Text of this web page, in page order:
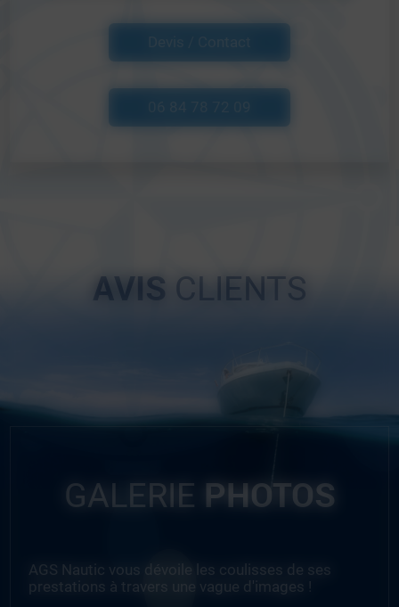
AVIS CLIENTS
GALERIE PHOTOS
AGS Nautic vous dévoile les coulisses de ses
prestations à travers une vague d'images !